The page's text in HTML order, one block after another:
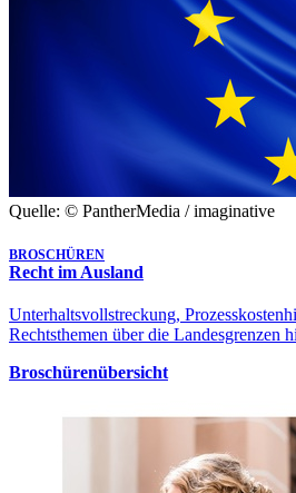
Quelle: © PantherMedia / imaginative
BROSCHÜREN
Recht im Ausland
Unterhaltsvollstreckung,
Rechtsthemen über die Landesgrenzen
Broschürenübersicht